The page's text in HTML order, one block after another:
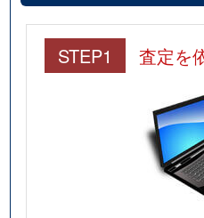
STEP1 査定を